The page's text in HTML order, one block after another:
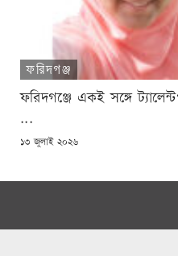
ফরিদগঞ্জ
ফরিদগঞ্জে একই সঙ্গে
...
POSTED
১৩ জুলাই ২০২৬